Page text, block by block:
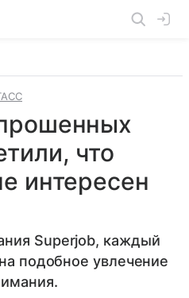
что
интересен
Superjob, каждый
подобное увлечение